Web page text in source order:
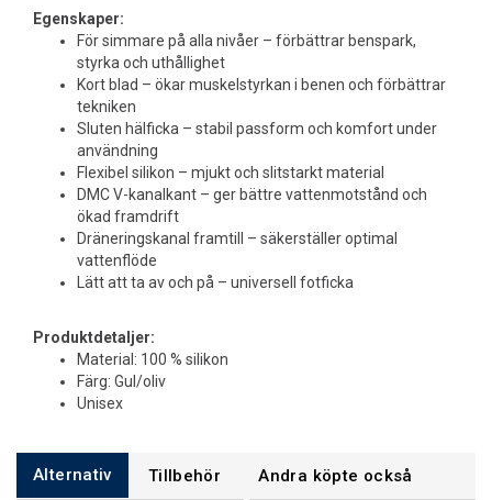
Egenskaper:
För simmare på alla nivåer – förbättrar benspark,
styrka och uthållighet
Kort blad – ökar muskelstyrkan i benen och förbättrar
tekniken
Sluten hälficka – stabil passform och komfort under
användning
Flexibel silikon – mjukt och slitstarkt material
DMC V-kanalkant – ger bättre vattenmotstånd och
ökad framdrift
Dräneringskanal framtill – säkerställer optimal
vattenflöde
Lätt att ta av och på – universell fotficka
Produktdetaljer:
Material: 100 % silikon
Färg: Gul/oliv
Unisex
Alternativ Tillbehör Andra köpte också